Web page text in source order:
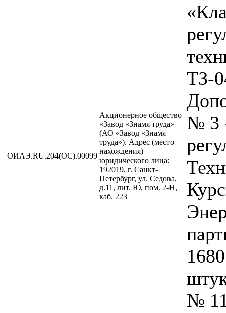
ОИАЭ.RU.204(ОС).00099
Акционерное общество
«Завод «Знамя труда»
(АО «Завод «Знамя
труда»). Адрес (место
нахождения)
юридического лица:
192019, г. Санкт-
Петербург, ул. Седова,
д.11, лит. Ю, пом. 2-Н,
каб. 223
ТЗ-
№ 3
№